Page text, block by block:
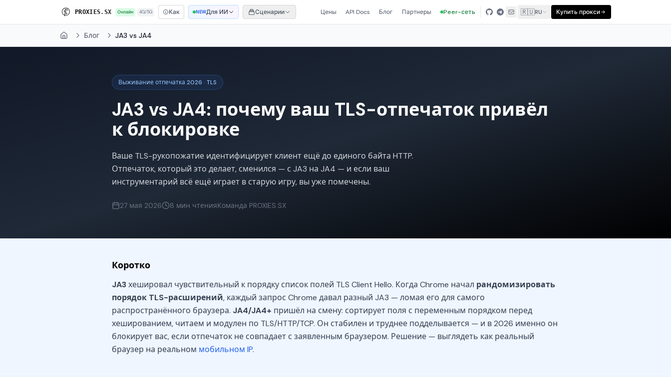
PROXI ES. SX Онлайн 4G/5G Как NEWДля ИИ Сценарии Цены API Docs Блог Партнеры Peer-сеть 🇷🇺RU Купить прокси
Home Блог JA3 vs JA4
Выживание отпечатка 2026 · TLS
JA3 vs JA4: почему ваш TLS-отпечаток привёл
к блокировке
Ваше TLS-рукопожатие идентифицирует клиент ещё до единого байта HTTP.
Отпечаток, который это делает, сменился — с JA3 на JA4 — и если ваш
инструментарий всё ещё играет в старую игру, вы уже помечены.
27 мая 2026 8 мин чтенияКоманда PROXIES.SX
Коротко
JA3хешировал чувствительный к порядку список полей TLS Client Hello. Когда Chrome начал рандомизировать
порядок TLS-расширений, каждый запрос Chrome давал разный JA3 — ломая его для самого
распространённого браузера. JA4/JA4+ пришёл на смену: сортирует поля с переменным порядком перед
хешированием, читаем и модулен по TLS/HTTP/TCP. Он стабилен и труднее подделывается — и в 2026 именно он
блокирует вас, если отпечаток не совпадает с заявленным браузером. Решение — выглядеть как реальный
браузер на реальном мобильном IP.